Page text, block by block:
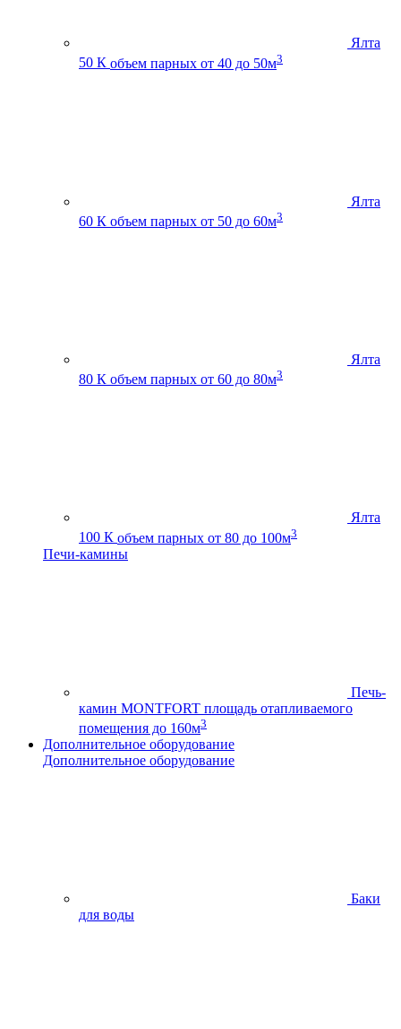
Ялта
50 К объем парных от 40 до 50м3
Ялта
60 К объем парных от 50 до 60м3
Ялта
80 К объем парных от 60 до 80м3
Ялта
100 К объем парных от 80 до 100м3
Печи-камины
Печь-
камин MONTFORT площадь отапливаемого
помещения до 160м3
Дополнительное оборудование
Дополнительное оборудование
Баки
для воды